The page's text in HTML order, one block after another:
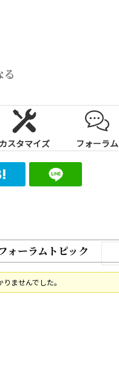
カスタマイズ フォーラム
ォーラムトピック
ませんでした。